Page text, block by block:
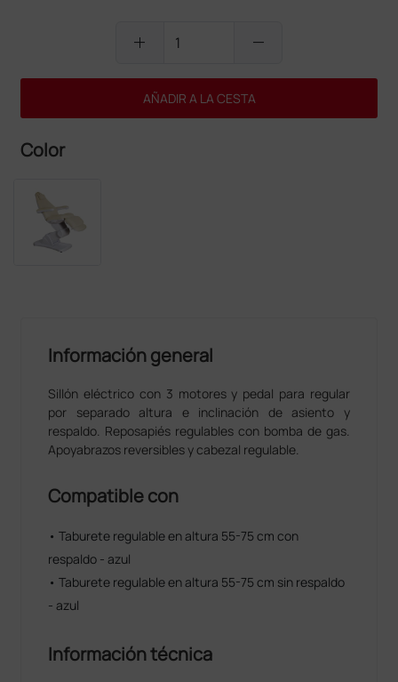
add remove
AÑADIR A LA CESTA
Color
Información general
Sillón eléctrico con 3 motores y pedal para regular
por separado altura e inclinación de asiento y
respaldo. Reposapiés regulables con bomba de gas.
Apoyabrazos reversibles y cabezal regulable.
Compatible con
• Taburete regulable en altura 55-75 cm con
respaldo - azul
• Taburete regulable en altura 55-75 cm sin respaldo
- azul
Información técnica